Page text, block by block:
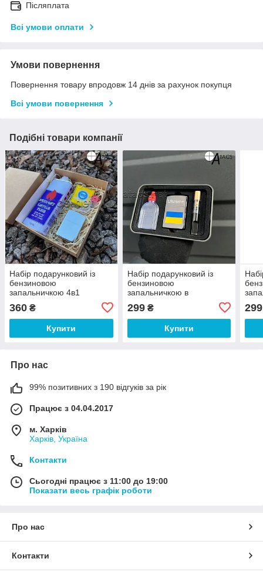
Післяплата
Всі умови оплати
Умови повернення
Повернення товару впродовж 14 днів за рахунок покупця
Всі умови повернення
Подібні товари компанії
Набір подарунковий із
бензиновою
запальничкою 4в1
360 ₴
Купити
Набір подарунковий із
бензиновою
запальничкою в
299₴
Купити
299
Про нас
99% позитивних з 190 відгуків за рік
Працює з 04.04.2017
м. Харків
Харків, Україна
Контакти
Сьогодні працює з 11:00 до 19:00
Показати весь графік роботи
Про нас
Контакти